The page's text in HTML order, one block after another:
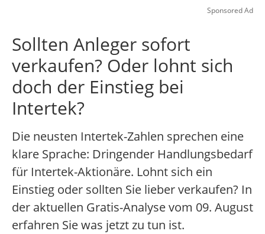
Sponsored Ad
Sollten Anleger sofort
verkaufen? Oder lohnt sich
doch der Einstieg bei
Intertek?
Die neusten Intertek-Zahlen sprechen eine
klare Sprache: Dringender Handlungsbedarf
für Intertek-Aktionäre. Lohnt sich ein
Einstieg oder sollten Sie lieber verkaufen? In
der aktuellen Gratis-Analyse vom 09. August
erfahren Sie was jetzt zu tun ist.